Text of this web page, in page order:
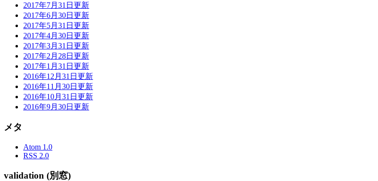
2017年7月31日更新
2017年6月30日更新
2017年5月31日更新
2017年4月30日更新
2017年3月31日更新
2017年2月28日更新
2017年1月31日更新
2016年12月31日更新
2016年11月30日更新
2016年10月31日更新
2016年9月30日更新
メタ
Atom 1.0
RSS 2.0
validation (別窓)